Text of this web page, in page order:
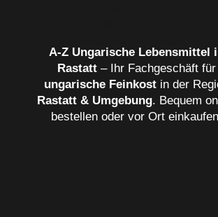
A‑Z Ungarische Lebensmittel
Rastatt– Ihr Fachgeschäft für
ungarische Feinkostin der
Rastatt & Umgebung. Bequem
bestellen oder vor Ort